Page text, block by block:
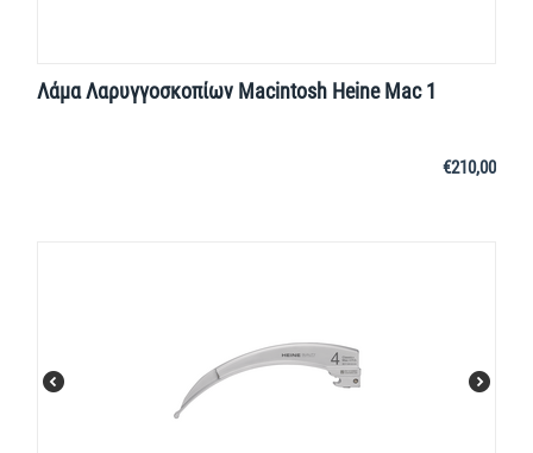
Λάμα Λαρυγγοσκοπίων Macintosh Heine Mac 1
€210,00